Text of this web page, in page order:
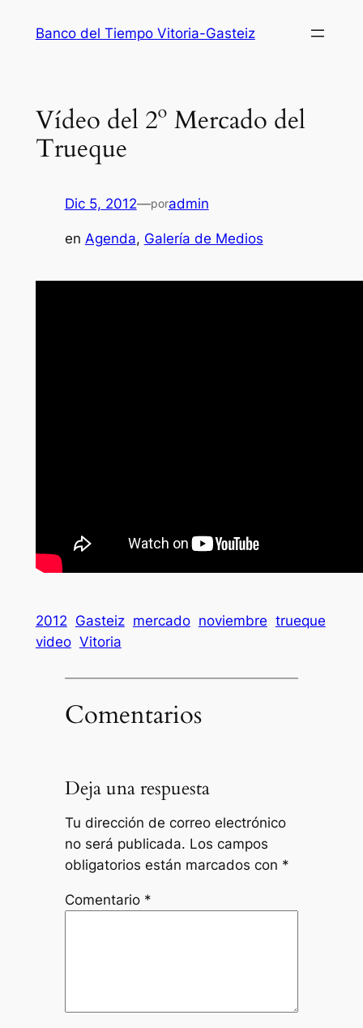
Banco del Tiempo Vitoria-Gasteiz
Vídeo del 2º Mercado del
Trueque
Dic 5, 2012—poradmin
en Agenda, Galería de Medios
2012 Gasteiz mercado noviembre trueque
video Vitoria
Comentarios
Deja una respuesta
Tu dirección de correo electrónico
no será publicada. Los campos
obligatorios están marcados con *
Comentario *